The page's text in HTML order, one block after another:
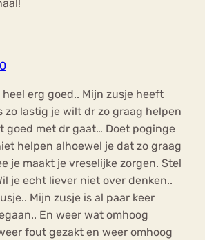
erg goed.. Mijn zusje heeft
zo lastig je wilt dr zo graag helpen
goed met dr gaat… Doet poginge
helpen alhoewel je dat zo graag
je maakt je vreselijke zorgen. Stel
je echt liever niet over denken..
Mijn zusje is al paar keer
En weer wat omhoog
fout gezakt en weer omhoog